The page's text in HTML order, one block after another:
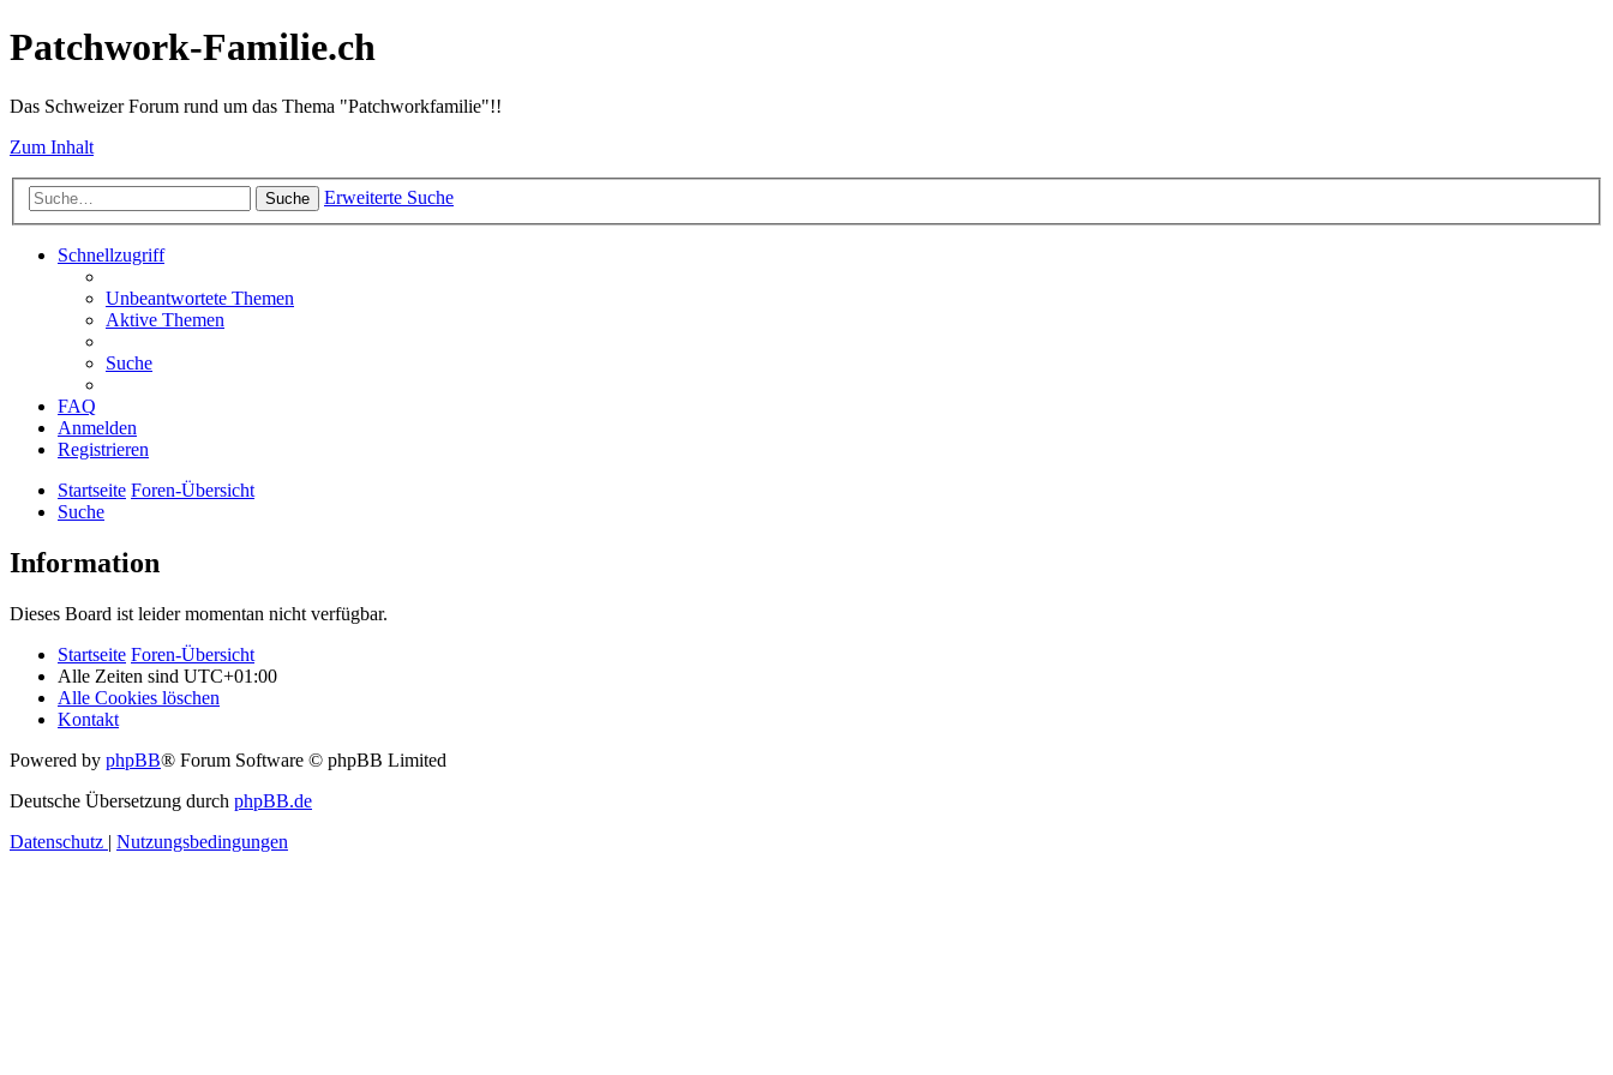
Patchwork-Familie.ch
Das Schweizer Forum rund um das Thema "Patchworkfamilie"!!
Zum Inhalt
Suche Erweiterte Suche
Schnellzugriff
Unbeantwortete Themen
Aktive Themen
Suche
FAQ
Anmelden
Registrieren
Startseite Foren-Übersicht
Suche
Information
Dieses Board ist leider momentan nicht verfügbar.
Startseite Foren-Übersicht
Alle Zeiten sind UTC+01:00
Alle Cookies löschen
Kontakt
Powered by phpBB® Forum Software © phpBB Limited
Deutsche Übersetzung durch phpBB.de
Datenschutz | Nutzungsbedingungen